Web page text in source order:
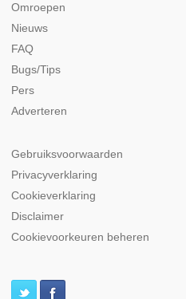
Omroepen
Nieuws
FAQ
Bugs/Tips
Pers
Adverteren
Gebruiksvoorwaarden
Privacyverklaring
Cookieverklaring
Disclaimer
Cookievoorkeuren beheren